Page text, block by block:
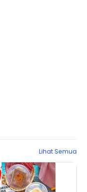
Lihat Semua